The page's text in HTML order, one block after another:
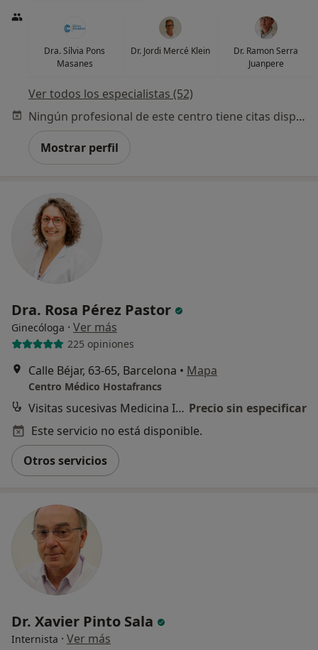
Dra. Sílvia Pons
Masanes
Dr. Jordi Mercé Klein
Dr. Ramon Serra
Juanpere
Ver todos los especialistas (52)
Ningún profesional de este centro tiene citas disponibles
Mostrar perfil
Dra. Rosa Pérez Pastor
Ginecóloga · Ver más
225 opiniones
Calle Béjar, 63-65, Barcelona • Mapa
Centro Médico Hostafrancs
Visitas sucesivas Medicina Interna Precio sin especificar
Este servicio no está disponible.
Otros servicios
Dr. Xavier Pinto Sala
Internista · Ver más